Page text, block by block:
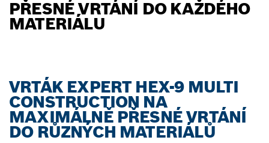
PŘESNÉ VRTÁNÍ DO KAŽDÉHO
MATERIÁLU
VRTÁK EXPERT HEX-9 MULTI
CONSTRUCTION NA
MAXIMÁLNĚ PŘESNÉ VRTÁNÍ
DO RŮZNÝCH MATERIÁLŮ